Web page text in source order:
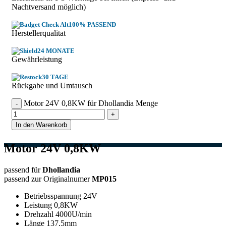
Nachtversand möglich)
100% PASSEND
Herstellerqualitat
24 MONATE
Gewährleistung
30 TAGE
Rückgabe und Umtausch
Motor 24V 0,8KW für Dhollandia Menge
In den Warenkorb
Motor 24V 0,8KW
passend fürDhollandia
passend zur OriginalnumerMP015
Betriebsspannung 24V
Leistung 0,8KW
Drehzahl 4000U/min
Länge 137,5mm